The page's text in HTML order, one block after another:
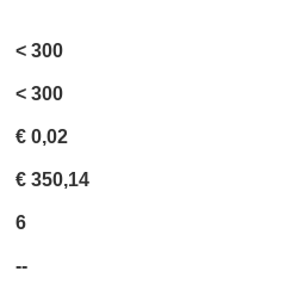
< 300
< 300
€ 0,02
€ 350,14
6
--